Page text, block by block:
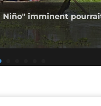
Niño" imminent